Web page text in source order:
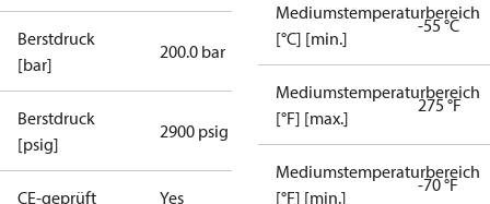
Berstdruck
[bar]
200.0 bar
Berstdruck
[psig]
2900 psig
CE-geprüft Yes
Mediumstemperaturbereich
[°C] [min.]
-55 °C
Mediumstemperaturbereich
[°F] [max.]
275 °F
Mediumstemperaturbereich
[°F] [min.]
-70 °F